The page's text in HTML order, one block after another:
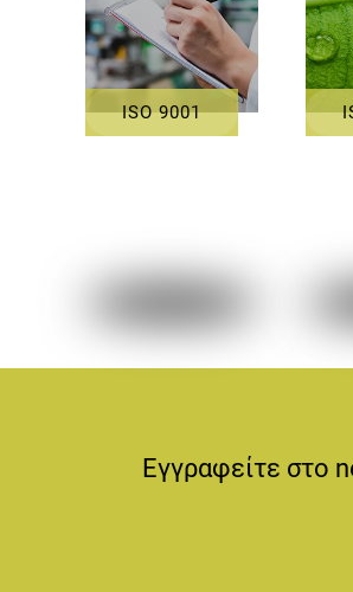
ISO 9001
Εγγραφείτε στο